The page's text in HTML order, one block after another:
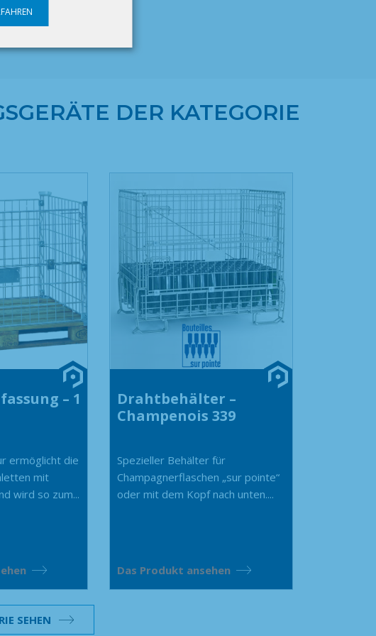
DER KATEGORIE
– 1
ermöglicht die
mit
wird so zum...
Drahtbehälter –
Champenois 339
Spezieller Behälter für
Champagnerflaschen „sur pointe“
oder mit dem Kopf nach unten....
Das Produkt ansehen
SEHEN